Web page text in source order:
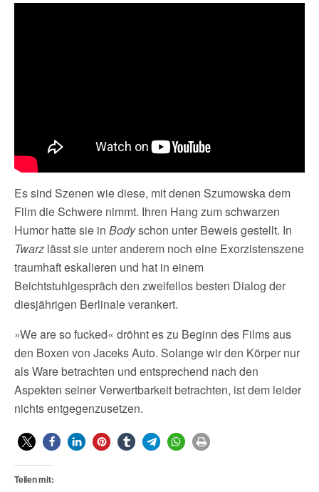
Es sind Szenen wie diese, mit denen Szumowska dem
Film die Schwere nimmt. Ihren Hang zum schwarzen
Humor hatte sie in Bodyschon unter Beweis gestellt. In
Twarz lässt sie unter anderem noch eine Exorzistenszene
traumhaft eskalieren und hat in einem
Beichtstuhlgespräch den zweifellos besten Dialog der
diesjährigen Berlinale verankert.
»We are so fucked« dröhnt es zu Beginn des Films aus
den Boxen von Jaceks Auto. Solange wir den Körper nur
als Ware betrachten und entsprechend nach den
Aspekten seiner Verwertbarkeit betrachten, ist dem leider
nichts entgegenzusetzen.
Teilen mit: